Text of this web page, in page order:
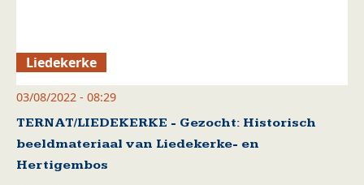
Liedekerke
03/08/2022 - 08:29
TERNAT/LIEDEKERKE - Gezocht: Historisch
beeldmateriaal van Liedekerke- en
Hertigembos